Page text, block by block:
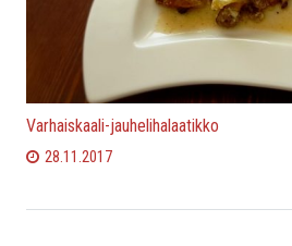
Varhaiskaali-jauhelihalaatikko
28.11.2017